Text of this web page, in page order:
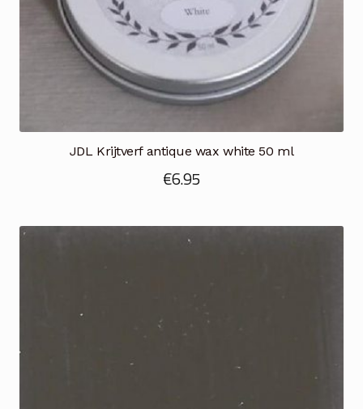
JDL Krijtverf antique wax white 50 ml
€6.95